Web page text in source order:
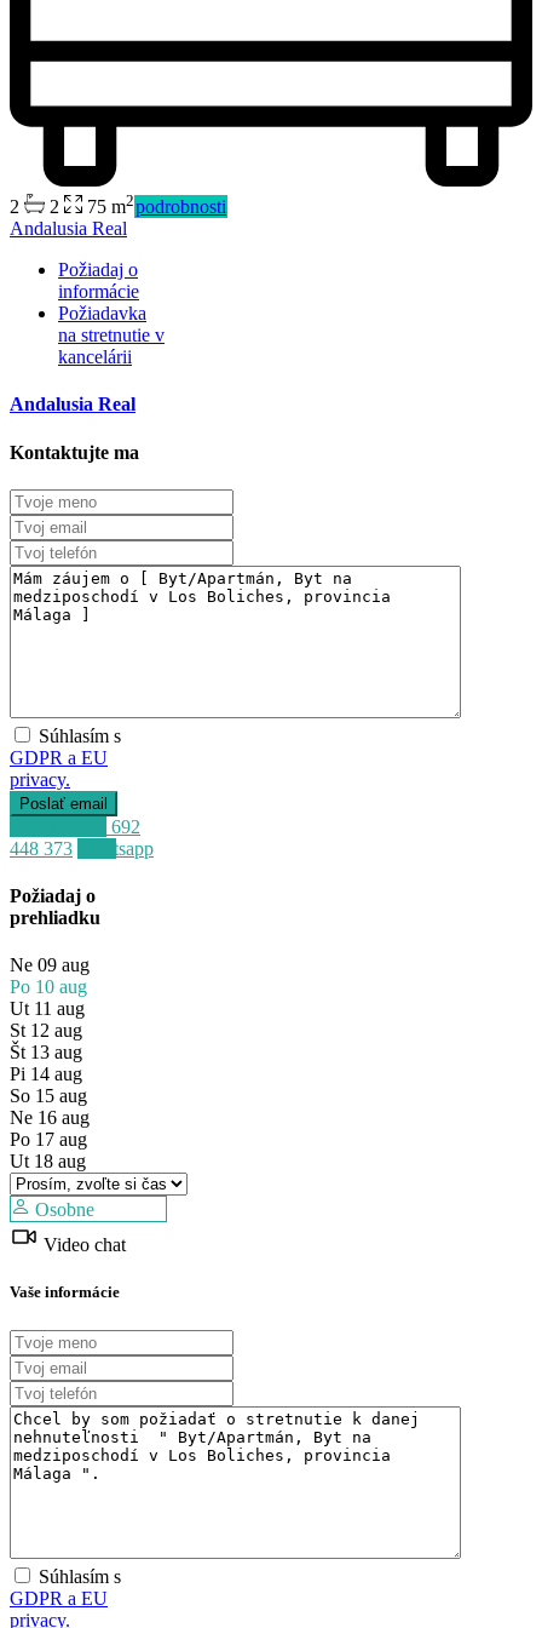
Predaj
Dostupné
Predaj
Predaj
Dostupné
2 2 75 m2podrobnosti
Andalusia Real
Požiadaj o
informácie
Požiadavka
na stretnutie v
kancelárii
Andalusia Real
Kontaktujte ma
Súhlasím s
GDPR a EU
privacy.
+34 692
448 373
Whatsapp
Požiadaj o
prehliadku
Ne 09 aug
Po 10 aug
Ut 11 aug
St 12 aug
Št 13 aug
Pi 14 aug
So 15 aug
Ne 16 aug
Po 17 aug
Ut 18 aug
Osobne
Video chat
Vaše informácie
Súhlasím s
GDPR a EU
privacy.